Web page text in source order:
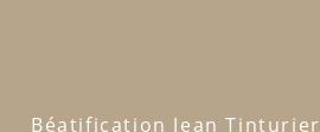
Béatification Jean Tinturier